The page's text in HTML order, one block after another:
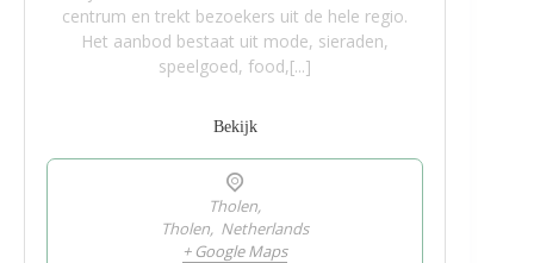
centrum en trekt bezoekers uit de hele regio.
Het aanbod bestaat uit mode, sieraden,
speelgoed, food,[...]
Bekijk
Tholen,
Tholen, Netherlands
+ Google Maps